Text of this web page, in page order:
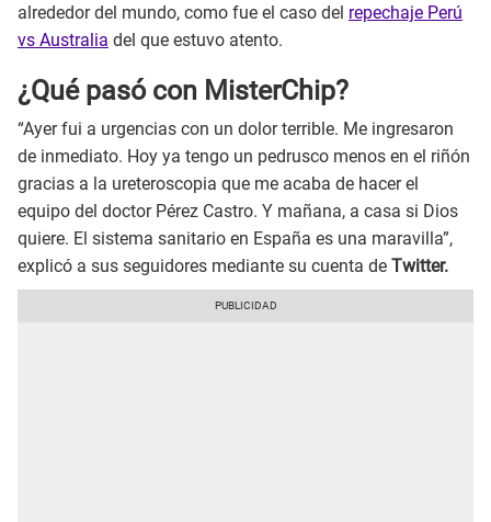
alrededor del mundo, como fue el caso del repechaje Perú
vs Australia del que estuvo atento.
¿Qué pasó con MisterChip?
“Ayer fui a urgencias con un dolor terrible. Me ingresaron
de inmediato. Hoy ya tengo un pedrusco menos en el riñón
gracias a la ureteroscopia que me acaba de hacer el
equipo del doctor Pérez Castro. Y mañana, a casa si Dios
quiere. El sistema sanitario en España es una maravilla”,
explicó a sus seguidores mediante su cuenta de Twitter.